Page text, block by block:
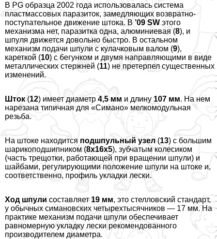
В PG образца 2002 года использовалась система
пластмассовых паразиток, замедляющих возвратно-
поступательное движение штока. В ’09 SWэтого
механизма нет, паразитка одна, алюминиевая (8), и
шпуля движется довольно быстро. В остальном
механизм подачи шпули с кулачковым валом (9),
кареткой (10) с бегунком и двумя направляющими в виде
металлических стержней (11) не претерпел существенных
изменений.
Шток(12) имеет диаметр 4,5 мм и длину 107 мм. На нем
нарезана типичная для «Симано» мелкомодульная
резьба.
На штоке находится подшпульный узел(13) с большим
шарикоподшипником (8х16х5), зубчатым колесиком
(часть трещотки, работающей при вращении шпули) и
шайбами, регулирующими положение шпули на штоке и,
соответственно, профиль укладки лески.
Ход шпули составляет19 мм, это стелловский стандарт,
у обычных симановских четырехтысячников — 17 мм. На
пpaктике механизм подачи шпули обеспечивает
равномерную укладку лески рекомендованного
производителем диаметра.